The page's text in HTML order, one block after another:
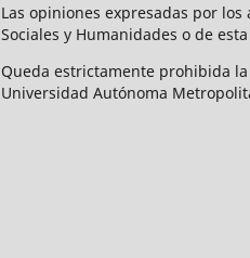
Las opiniones expresadas por
Sociales y Humanidades o de
Queda estrictamente prohibida
Universidad Autónoma